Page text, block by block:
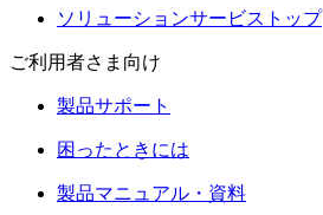
ソリューションサービストップ
ご利用者さま向け
製品サポート
困ったときには
製品マニュアル・資料